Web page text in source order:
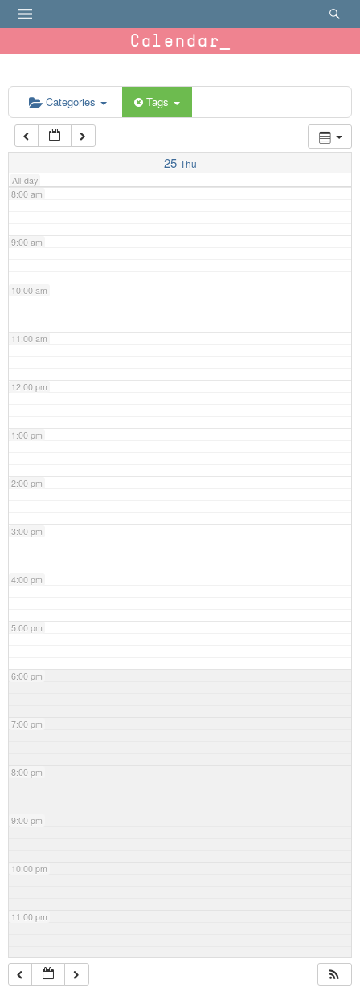
Calendar
Categories Tags
25 Thu
All-day
6:00 am
7:00 am
8:00 am
9:00 am
10:00 am
11:00 am
12:00 pm
1:00 pm
2:00 pm
3:00 pm
4:00 pm
5:00 pm
6:00 pm
7:00 pm
8:00 pm
9:00 pm
10:00 pm
11:00 pm